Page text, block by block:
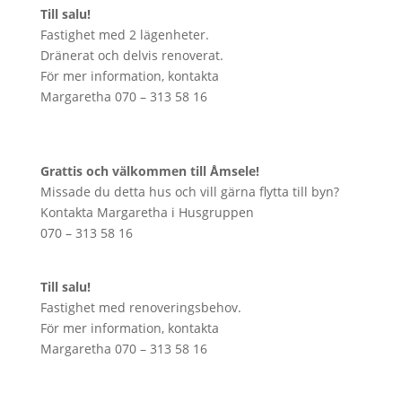
Till salu!
Fastighet med 2 lägenheter.
Dränerat och delvis renoverat.
För mer information, kontakta
Margaretha 070 – 313 58 16
Grattis och välkommen till Åmsele!
Missade du detta hus och vill gärna flytta till byn?
Kontakta Margaretha i Husgruppen
070 – 313 58 16
Till salu!
Fastighet med renoveringsbehov.
För mer information, kontakta
Margaretha 070 – 313 58 16